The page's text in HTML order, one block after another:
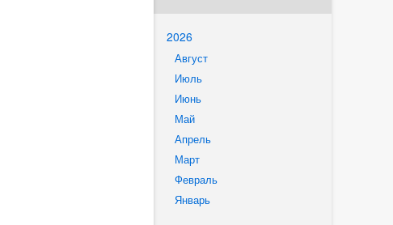
2026
Август
Июль
Июнь
Май
Апрель
Март
Февраль
Январь